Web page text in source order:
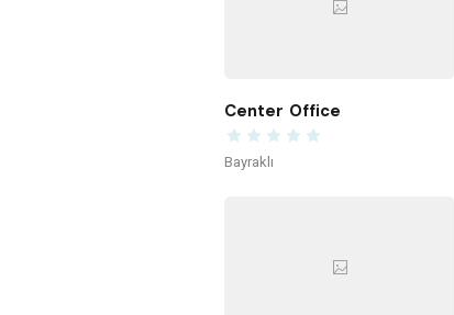
Center Office
Bayraklı